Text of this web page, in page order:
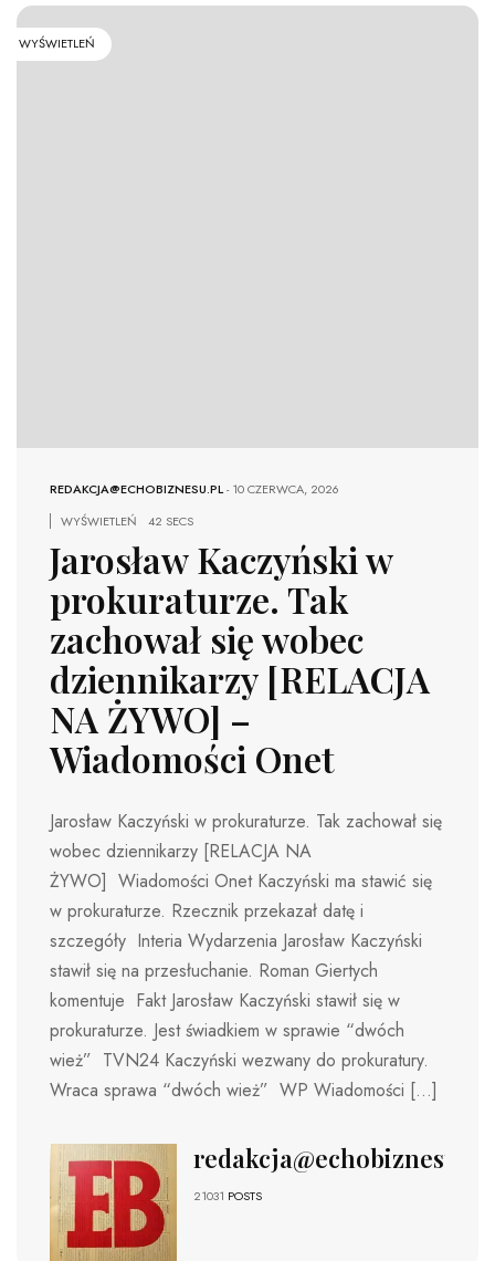
WYŚWIETLEŃ
REDAKCJA@ECHOBIZNESU.PL-10 CZERWCA, 2026
WYŚWIETLEŃ
42 SECS
Jarosław Kaczyński w
prokuraturze. Tak
zachował się wobec
dziennikarzy [RELACJA
NA ŻYWO] –
Wiadomości Onet
Jarosław Kaczyński w prokuraturze. Tak zachował się
wobec dziennikarzy [RELACJA NA
ŻYWO] Wiadomości Onet Kaczyński ma stawić się
w prokuraturze. Rzecznik przekazał datę i
szczegóły Interia Wydarzenia Jarosław Kaczyński
stawił się na przesłuchanie. Roman Giertych
komentuje Fakt Jarosław Kaczyński stawił się w
prokuraturze. Jest świadkiem w sprawie “dwóch
wież” TVN24 Kaczyński wezwany do prokuratury.
Wraca sprawa “dwóch wież” WP Wiadomości […]
redakcja@echobiznesu.pl
21031 POSTS